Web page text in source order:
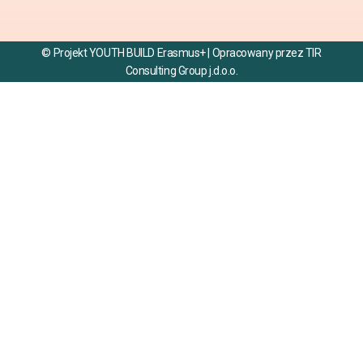
© Projekt YOUTH BUILD Erasmus+ | Opracowany przez TIR
Consulting Group j.d.o.o.